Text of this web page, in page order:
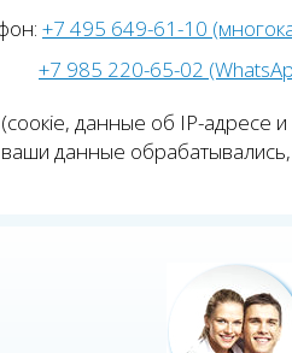
+7 495 649-61-10
+7 985 220-65-02
данные об IP-адресе
данные обрабатывались,